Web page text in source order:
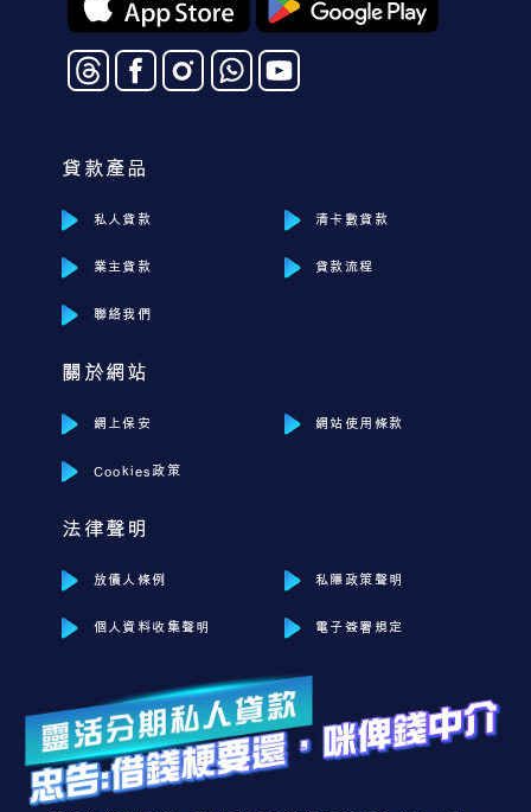
貸款產品
私人貸款 清卡數貸款
業主貸款 貸款流程
聯絡我們
關於網站
網上保安 網站使用條款
Cookies政策
法律聲明
放債人條例 私隱政策聲明
個人資料收集聲明 電子簽署規定